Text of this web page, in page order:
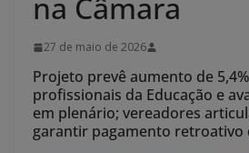
na Câmara
27 de maio de 2026
Projeto prevê aumento de
profissionais da Educação e
em plenário; vereadores
garantir pagamento retroativo